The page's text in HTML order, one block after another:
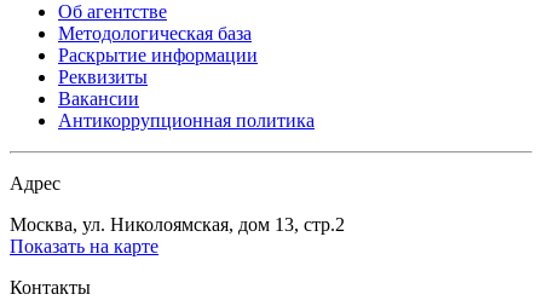
Об агентстве
Методологическая база
Раскрытие информации
Реквизиты
Вакансии
Антикоррупционная политика
Адрес
Москва, ул. Николоямская, дом 13, стр.2
Показать на карте
Контакты